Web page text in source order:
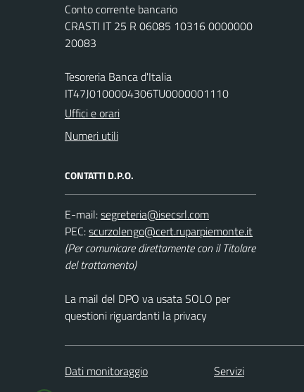
Conto corrente bancario
CRASTI IT 25 R 06085 10316 0000000
20083
Tesoreria Banca d'Italia
IT47J0100004306TU0000001110
Uffici e orari
Numeri utili
CONTATTI D.P.O.
E-mail:
PEC:
(Per comunicare direttamente con il Titolare
del trattamento)
La mail del DPO va usata SOLO per
questioni riguardanti la privacy
Dati monitoraggio Servizi